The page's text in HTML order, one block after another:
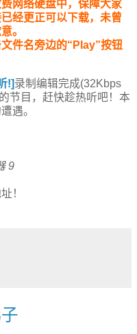
网络硬盘中，保障大家
经更正可以下载，未曾
。
件名旁边的“Play”按钮
!]录制编辑完成(32Kbps
节目，赶快趁热听吧！本
遇。
9
！